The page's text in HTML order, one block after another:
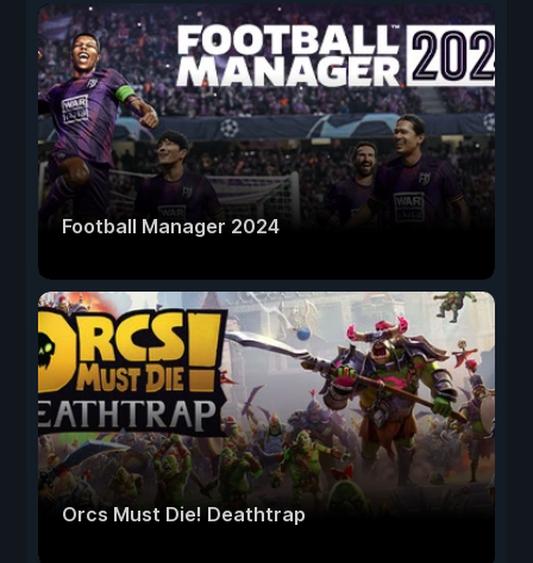
Football Manager 2024
Orcs Must Die! Deathtrap